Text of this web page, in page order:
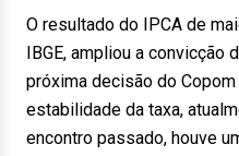
O resultado do IPCA de
IBGE, ampliou a convicção
próxima decisão do
estabilidade da taxa,
encontro passado, houve